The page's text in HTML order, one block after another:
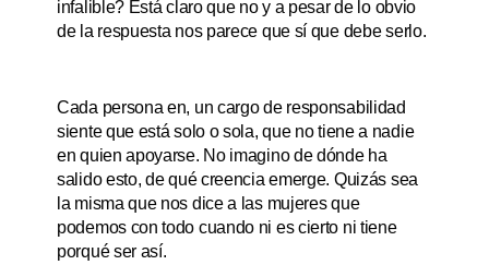
infalible? Está claro que no y a pesar de lo obvio
de la respuesta nos parece que sí que debe serlo.
Cada persona en, un cargo de responsabilidad
siente que está solo o sola, que no tiene a nadie
en quien apoyarse. No imagino de dónde ha
salido esto, de qué creencia emerge. Quizás sea
la misma que nos dice a las mujeres que
podemos con todo cuando ni es cierto ni tiene
porqué ser así.